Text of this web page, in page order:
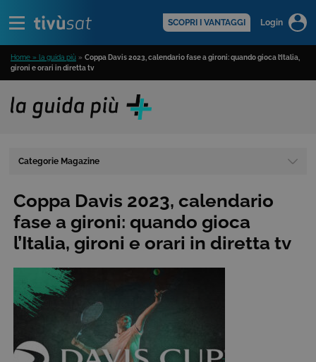
SCOPRI I VANTAGGI Login
Home » la guida più » Coppa Davis 2023, calendario fase a gironi: quando gioca l’Italia,
gironi e orari in diretta tv
Categorie Magazine
Coppa Davis 2023, calendario
fase a gironi: quando gioca
l’Italia, gironi e orari in diretta tv